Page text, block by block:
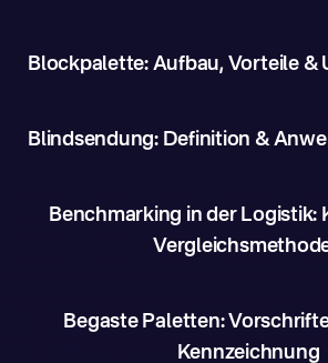
Blockpalette: Aufbau, Vorteile &
Blindsendung: Definition &
Benchmarking in der Logistik:
Begaste Paletten:
Kennzeichnung